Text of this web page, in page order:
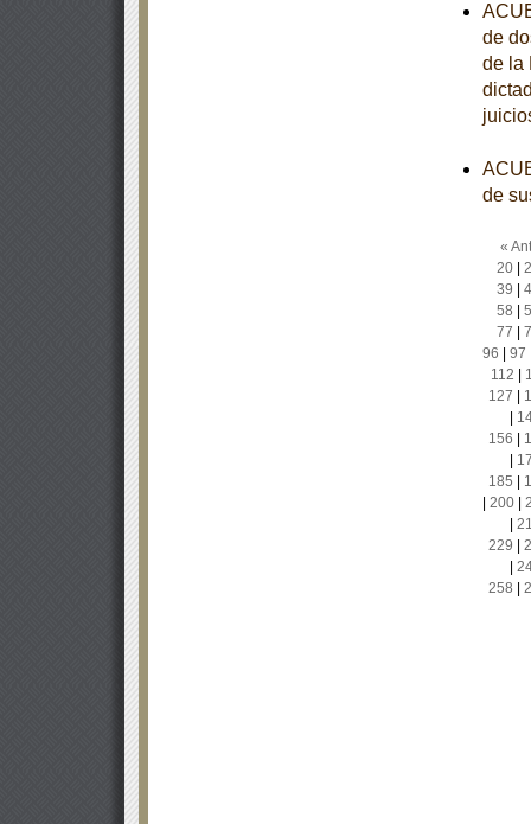
de
de la
de
«
20|
39
58
77
96
97
112
127
156
185
200|
229
258